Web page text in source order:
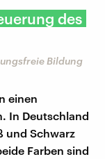
des
Bildung
einen
In Deutschland
und Schwarz
Farben sind